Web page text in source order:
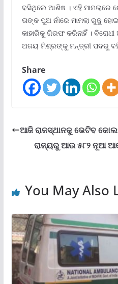
ବସିଥିଲେ ଆଶିଷ । ଏହି ମାମଲାରେ
ତାଙ୍କ ପୁଅ ନାଁରେ ମାମଲା ରୁଜୁ
କାହାରିକୁ ଗିରଫ କରିନାହିଁ ।
ଅଜୟ ମିଶ୍ରଙ୍କୁ ମନ୍ତ୍ରୀ ପଦରୁ
Share
ଆଜି ରାଜସ୍ଥାନକୁ ଭେଟିବ
ରାଜ୍ୟରୁ ଆଉ ୫୮୨ ନୂଆ
You May Also